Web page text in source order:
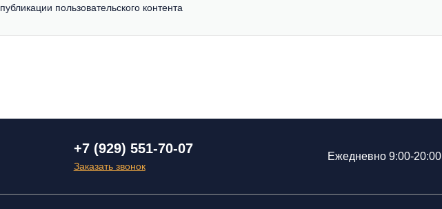
публикации пользовательского контента
+7 (929) 551-70-07
Заказать звонок
Ежедневно 9:00-20:00